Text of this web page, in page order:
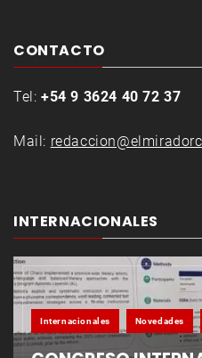
CONTACTO
Tel: +54 9 3624 40 72 37
Mail:
INTERNACIONALES
Internacionales Novedades